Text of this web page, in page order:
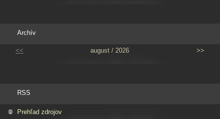
Archív
<< august / 2026 >>
RSS
Prehľad zdrojov